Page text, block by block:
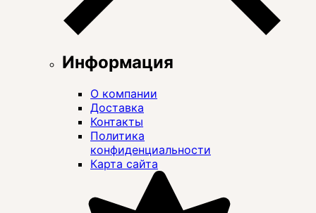
Информация
О компании
Доставка
Контакты
Политика
конфиденциальности
Карта сайта